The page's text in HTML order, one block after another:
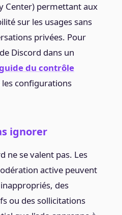
Center) permettant aux
sur les usages sans
privées. Pour
Discord dans un
du contrôle
configurations
ignorer
ne se valent pas. Les
active peuvent
des
ou des sollicitations